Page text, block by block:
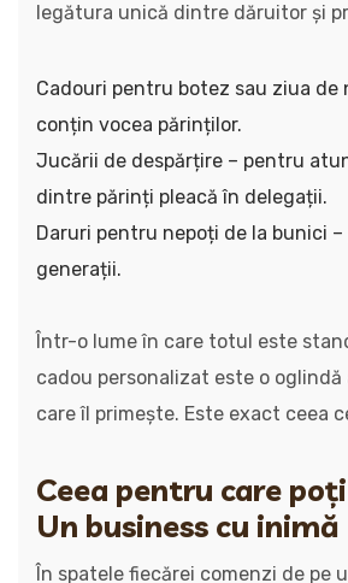
legătura unică dintre dăruitor și
Cadouri pentru botez sau ziua de
conțin vocea părinților.
Jucării de despărțire – pentru
dintre părinți pleacă în delegații.
Daruri pentru nepoți de la bunici
generații.
Într-o lume în care totul este
cadou personalizat este o
care îl primește. Este exact ceea
Ceea pentru care
Un business cu inimă
În spatele fiecărei comenzi de pe